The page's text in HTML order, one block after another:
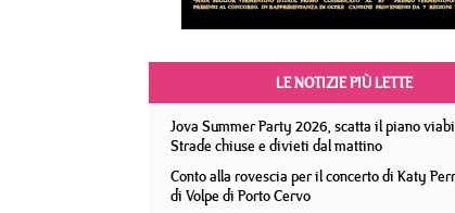
LE NOTIZIE PIÙ LETTE
Jova Summer Party 2026, scatta il piano
Strade chiuse e divieti dal mattino
Conto alla rovescia per il concerto di Katy
di Volpe di Porto Cervo